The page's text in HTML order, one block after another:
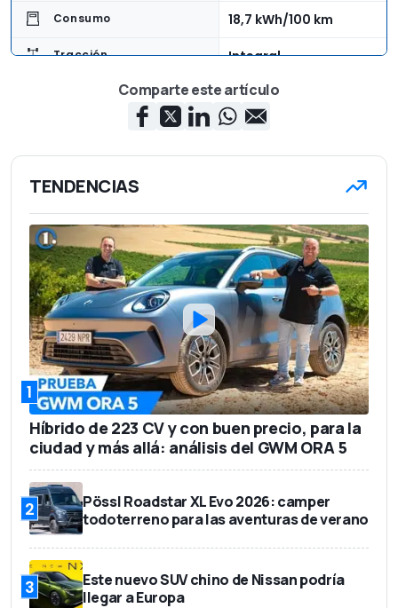
Consumo 18,7 kWh/100 km
Tracción Integral
4,61 m
1,88 m
Número de asientos 5
Capacidad del maletero 532 l
Precio base 67.500 euros
Comparte este artículo
TENDENCIAS
1
Híbrido de 223 CV y con buen precio, para la
ciudad y más allá: análisis del GWM ORA 5
2
Pössl Roadstar XL Evo 2026: camper
todoterreno para las aventuras de verano
3
Este nuevo SUV chino de Nissan podría
llegar a Europa